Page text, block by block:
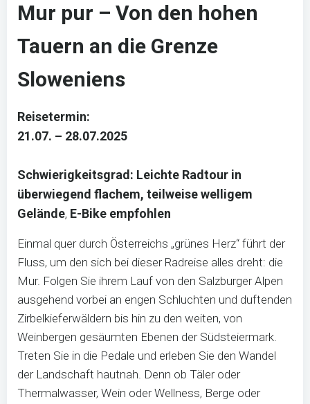
Mur pur – Von den hohen
Tauern an die Grenze
Sloweniens
Reisetermin:
21.07. – 28.07.2025
Schwierigkeitsgrad: Leichte Radtour in
überwiegend flachem, teilweise welligem
Gelände, E-Bike empfohlen
Einmal quer durch Österreichs „grünes Herz“ führt der
Fluss, um den sich bei dieser Radreise alles dreht: die
Mur. Folgen Sie ihrem Lauf von den Salzburger Alpen
ausgehend vorbei an engen Schluchten und duftenden
Zirbelkieferwäldern bis hin zu den weiten, von
Weinbergen gesäumten Ebenen der Südsteiermark.
Treten Sie in die Pedale und erleben Sie den Wandel
der Landschaft hautnah. Denn ob Täler oder
Thermalwasser, Wein oder Wellness, Berge oder